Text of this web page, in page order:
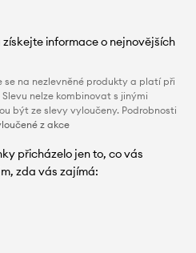
informace o nejnovějších
na nezlevněné produkty a platí při
nelze kombinovat s jinými
být ze slevy vyloučeny. Podrobnosti
z akce
přicházelo jen to, co vás
zda vás zajímá: